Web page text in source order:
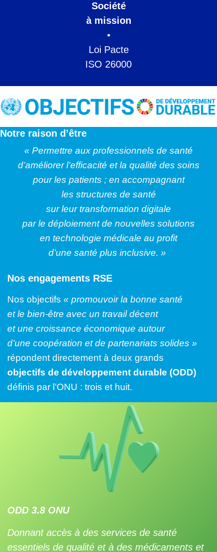
Société
à mission
•
Loi Pacte
ISO 26000
Notre raison d’être
« Permettre aux professionnels de santé
d’améliorer l’efficacité et la qualité des soins
pour les patients ; en accompagnant
les structures de santé
sur leur transformation digitale
par le déploiement de nouvelles solutions
en technologie médicale au profit
d’une santé plus inclusive. »
Nos engagements RSE
Nos objectifs « promouvoir la bonne santé
et le bien-être avec un travail décent
et une croissance économique autour
d’une coopération et de partenariats solides »
répondent directement à deux grands
objectifs de développement durable (ODD)
définis par l’ONU : trois et huit.
ODD 3.8 ONU
Donnant accès à des services de santé
essentiels de qualité et à des médicaments et